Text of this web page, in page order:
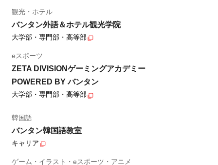
観光・ホテル
バンタン外語＆ホテル観光学院
大学部・専門部・高等部
eスポーツ
ZETA DIVISIONゲーミングアカデミー
POWERED BY バンタン
大学部・専門部・高等部
韓国語
バンタン韓国語教室
キャリア
ゲーム・イラスト・eスポーツ・アニメ